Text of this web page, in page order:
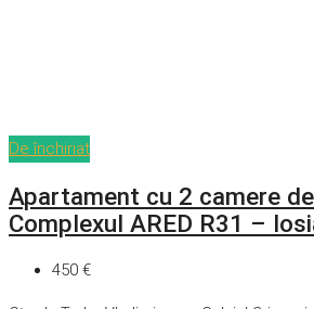
De închiriat
Apartament cu 2 camere
Complexul ARED R31 –
450 €